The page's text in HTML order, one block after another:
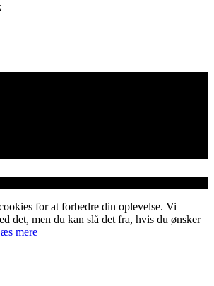
for at forbedre din oplevelse. Vi
det, men du kan slå det fra, hvis du ønsker
mere